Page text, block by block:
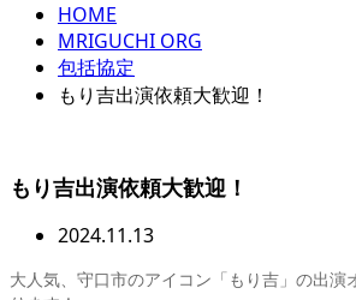
HOME
MRIGUCHI ORG
包括協定
もり吉出演依頼大歓迎！
もり吉出演依頼大歓迎！
2024.11.13
大人気、守口市のアイコン「もり吉」の出演